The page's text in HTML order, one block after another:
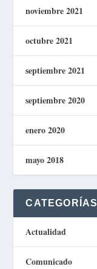
noviembre 2021
octubre 2021
septiembre 2021
septiembre 2020
enero 2020
mayo 2018
CATEGORÍAS
Actualidad
Comunicado